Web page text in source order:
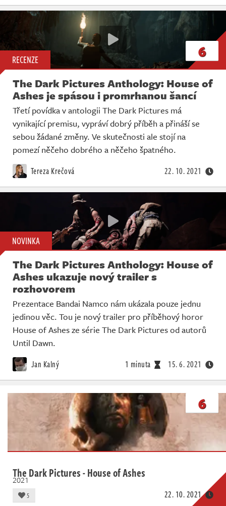
RECENZE 6
The Dark Pictures Anthology: House of
Ashes je spásou i promrhanou šancí
Třetí povídka v antologii The Dark Pictures má
vynikající premisu, vypráví dobrý příběh a přináší se
sebou žádané změny. Ve skutečnosti ale stojí na
pomezí něčeho dobrého a něčeho špatného.
Tereza Krečová 22. 10. 2021
NOVINKA
The Dark Pictures Anthology: House of
Ashes ukazuje nový trailer s
rozhovorem
Prezentace Bandai Namco nám ukázala pouze jednu
jedinou věc. Tou je nový trailer pro příběhový horor
House of Ashes ze série The Dark Pictures od autorů
Until Dawn.
Jan Kalný 1 minuta 15. 6. 2021
6
The Dark Pictures - House of Ashes
2021
5 22. 10. 2021